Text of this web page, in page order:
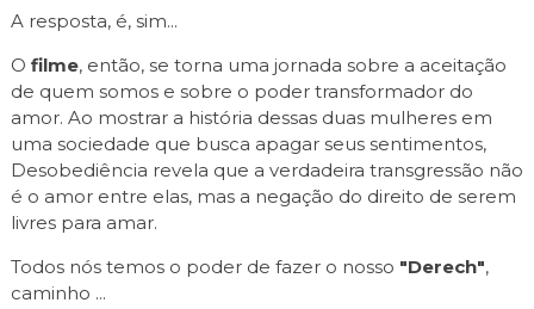
A resposta, é, sim...
O filme, então, se torna uma jornada sobre a aceitação
de quem somos e sobre o poder transformador do
amor. Ao mostrar a história dessas duas mulheres em
uma sociedade que busca apagar seus sentimentos,
Desobediência revela que a verdadeira transgressão não
é o amor entre elas, mas a negação do direito de serem
livres para amar.
Todos nós temos o poder de fazer o nosso "Derech",
caminho ...